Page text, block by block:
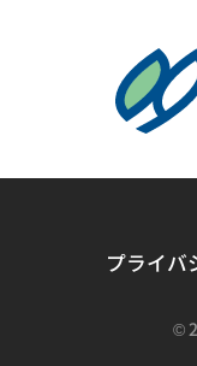
プライバ
©